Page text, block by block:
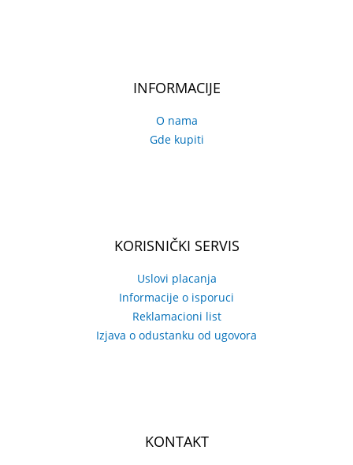
INFORMACIJE
O nama
Gde kupiti
KORISNIČKI SERVIS
Uslovi placanja
Informacije o isporuci
Reklamacioni list
Izjava o odustanku od ugovora
KONTAKT